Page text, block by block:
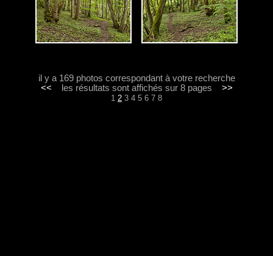
il y a 169 photos correspondant à votre recherche
<< les résultats sont affichés sur 8 pages >>
1 2 3 4 5 6 7 8